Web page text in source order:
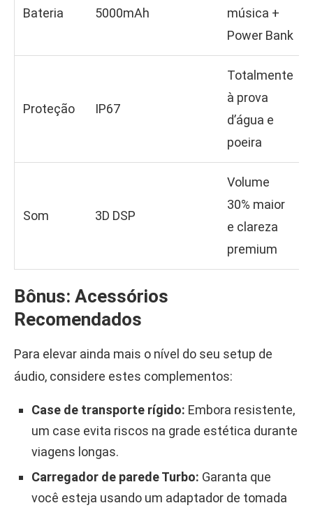
Bateria 5000mAh
música +
Power Bank
Proteção IP67
Totalmente
à prova
d’água e
poeira
Som 3D DSP
Volume
30% maior
e clareza
premium
Bônus: Acessórios
Recomendados
Para elevar ainda mais o nível do seu setup de
áudio, considere estes complementos:
Case de transporte rígido: Embora resistente,
um case evita riscos na grade estética durante
viagens longas.
Carregador de parede Turbo: Garanta que
você esteja usando um adaptador de tomada